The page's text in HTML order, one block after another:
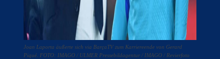
Joan Laporta äußerte sich via BarçaTV zum Karriereende von Gerard
Piqué. FOTO: IMAGO / ULMER Pressebildagentur / IMAGO / Revierfoto